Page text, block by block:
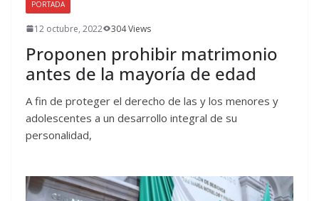
PORTADA
12 octubre, 2022 304 Views
Proponen prohibir matrimonio
antes de la mayoría de edad
A fin de proteger el derecho de las y los menores y
adolescentes a un desarrollo integral de su
personalidad,